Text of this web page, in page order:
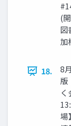
(
図
加
18.
8
版
場